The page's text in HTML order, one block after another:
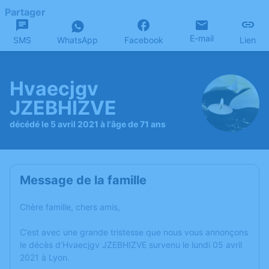
Partager
SMS WhatsApp Facebook E-mail Lien
Hvaecjgv
JZEBHIZVE
décédé le 5 avril 2021 à l'âge de 71 ans
Message de la famille
Chère famille, chers amis,
C’est avec une grande tristesse que nous vous annonçons
le décès d’Hvaecjgv JZEBHIZVE survenu le lundi 05 avril
2021 à Lyon.